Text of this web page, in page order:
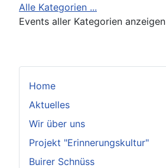
Home
Aktuelles
Wir über uns
Projekt "Erinnerungskultur"
Buirer Schnüss
Alle Kategorien ...
Events aller Kategorien anzeigen